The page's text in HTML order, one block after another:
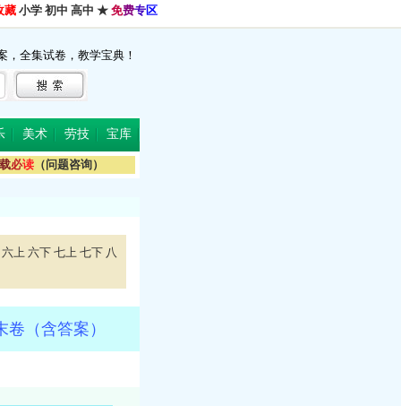
藏 小学 初中 高中 ★ 免费专区
全集试卷，教学宝典！
美术 劳技 宝库
载必读 （问题咨询）
六上 六下 七上 七下 八
（含答案）